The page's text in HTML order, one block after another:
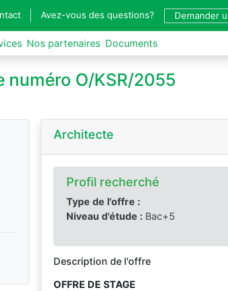
Avez-vous des questions? Demander
Nos partenaires Documents
numéro O/KSR/2055
Architecte
Profil recherché
Type de l'offre :
Niveau d'étude : Bac+5
Description de l'offre
OFFRE DE STAGE